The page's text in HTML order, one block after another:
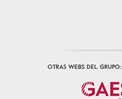
OTRAS WEBS DEL GRUPO: